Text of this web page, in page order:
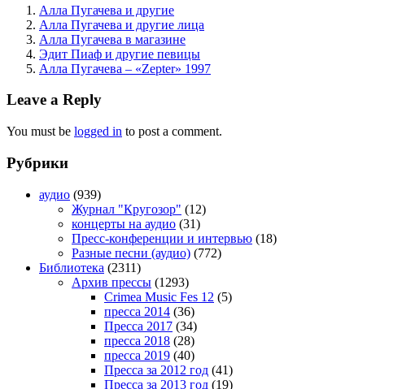
Алла Пугачева и другие
Алла Пугачева и другие лица
Алла Пугачева в магазине
Эдит Пиаф и другие певицы
Алла Пугачева – «Zepter» 1997
Leave a Reply
You must be logged in to post a comment.
Рубрики
аудио (939)
Журнал "Кругозор" (12)
концерты на аудио (31)
Пресс-конференции и интервью (18)
Разные песни (аудио) (772)
Библиотека (2311)
Архив прессы (1293)
Crimea Music Fes 12 (5)
пресса 2014 (36)
Пресса 2017 (34)
пресса 2018 (28)
пресса 2019 (40)
Пресса за 2012 год (41)
Пресса за 2013 год (19)